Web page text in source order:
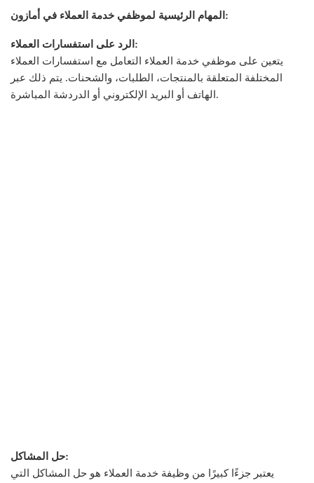
المهام الرئيسية لموظفي خدمة العملاء في أمازون:
الرد على استفسارات العملاء:
يتعين على موظفي خدمة العملاء التعامل مع استفسارات العملاء
المختلفة المتعلقة بالمنتجات، الطلبات، والشحنات. يتم ذلك عبر
الهاتف أو البريد الإلكتروني أو الدردشة المباشرة.
حل المشاكل:
يعتبر جزءًا كبيرًا من وظيفة خدمة العملاء هو حل المشاكل التي